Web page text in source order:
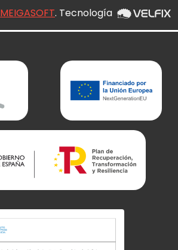
MEIGASOFT. Tecnología